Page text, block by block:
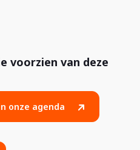
voorzien van deze
onze agenda